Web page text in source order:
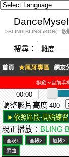
>BLING BLING-iKON(一般
搜尋：
首頁 ★尾牙專區 網友
抱歉～目前手
調整影片高度
現正播放： BLING